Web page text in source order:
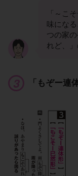
「～こ
味にな
つの家
れど、
「もぞー連